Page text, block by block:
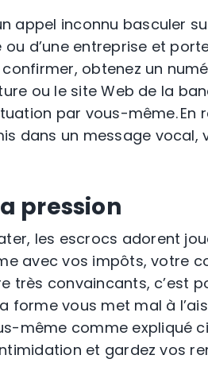
appel inconnu basculer
d’une entreprise et
confirmer, obtenez un
ou le site Web de la
par vous-même.
dans un message vocal,
pression
les escrocs adorent
avec vos impôts, votre
très convaincants, c’est
forme vous met mal à
même comme expliqué
et gardez vos